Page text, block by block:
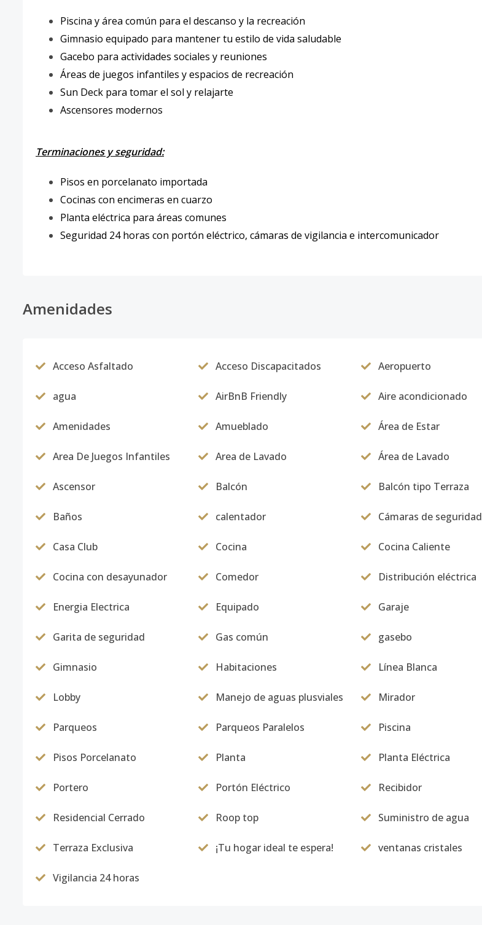
Piscina y área común para el descanso y la recreación
Gimnasio equipado para mantener tu estilo de vida saludable
Gacebo para actividades sociales y reuniones
Áreas de juegos infantiles y espacios de recreación
Sun Deck para tomar el sol y relajarte
Ascensores modernos
Terminaciones y seguridad:
Pisos en porcelanato importada
Cocinas con encimeras en cuarzo
Planta eléctrica para áreas comunes
Seguridad 24 horas con portón eléctrico, cámaras de vigilancia e intercomunicador
Amenidades
Acceso Asfaltado Acceso Discapacitados Aeropuerto
agua AirBnB Friendly Aire acondicionado
Amenidades Amueblado Área de Estar
Area De Juegos Infantiles Area de Lavado Área de Lavado
Ascensor Balcón Balcón tipo Terraza
Baños calentador Cámaras de seguridad
Casa Club Cocina Cocina Caliente
Cocina con desayunador Comedor Distribución eléctrica
Energia Electrica Equipado Garaje
Garita de seguridad Gas común gasebo
Gimnasio Habitaciones Línea Blanca
Lobby Manejo de aguas plusviales Mirador
Parqueos Parqueos Paralelos Piscina
Pisos Porcelanato Planta Planta Eléctrica
Portero Portón Eléctrico Recibidor
Residencial Cerrado Roop top Suministro de agua
Terraza Exclusiva ¡Tu hogar ideal te espera! ventanas cristales
Vigilancia 24 horas